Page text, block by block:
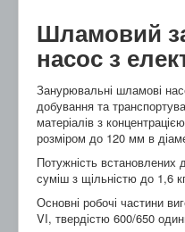
Шламовий
насос з
Занурювальні шламові
добування та
матеріалів з
розміром до 120 мм в
Потужність встановлених
суміш з щільністю до 1,6
Основні робочі частини
VI, твердістю 600/650